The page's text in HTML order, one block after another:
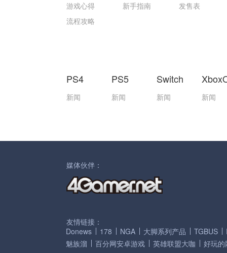
游戏心得
流程攻略
新手指南
发售表
PS4
新闻
PS5
新闻
Switch
新闻 新闻
媒体伙伴：
友情链接：
Donews
178 NGA 大脚系列产品 TGBUS
魅族溜
百分网安卓游戏 英雄联盟大咖 好玩的